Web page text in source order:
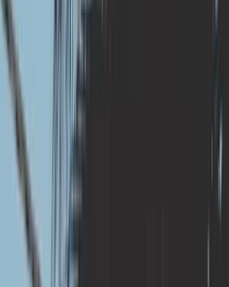
des
en
en
des
maison